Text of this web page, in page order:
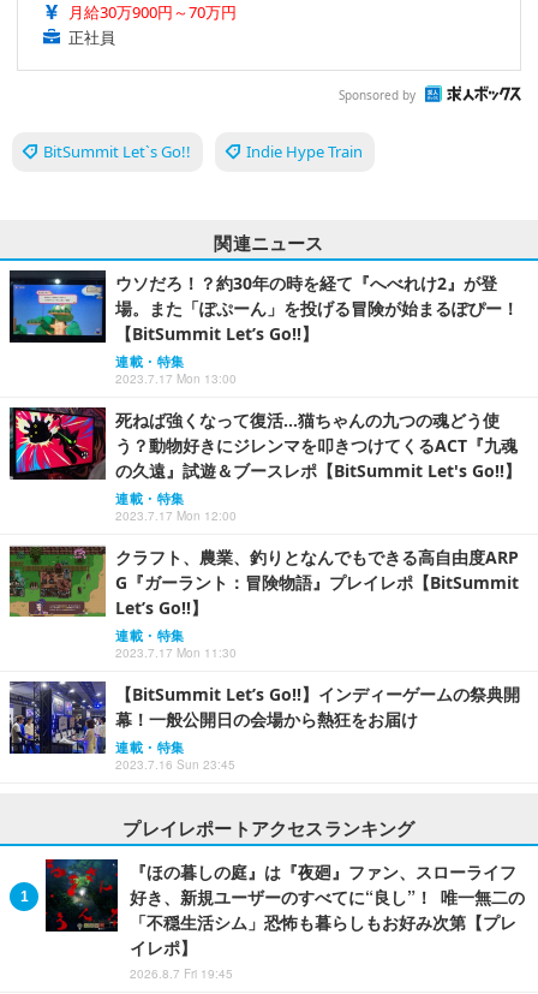
月給30万900円～70万円
正社員
Sponsored by
BitSummit Let`s Go!! Indie Hype Train
関連ニュース
ウソだろ！？約30年の時を経て『へべれけ2』が登
場。また「ぽぷーん」を投げる冒険が始まるぽぴー！
【BitSummit Let’s Go!!】
連載・特集
2023.7.17 Mon 13:00
死ねば強くなって復活…猫ちゃんの九つの魂どう使
う？動物好きにジレンマを叩きつけてくるACT『九魂
の久遠』試遊＆ブースレポ【BitSummit Let's Go!!】
連載・特集
2023.7.17 Mon 12:00
クラフト、農業、釣りとなんでもできる高自由度ARP
G『ガーラント：冒険物語』プレイレポ【BitSummit
Let’s Go!!】
連載・特集
2023.7.17 Mon 11:30
【BitSummit Let’s Go!!】インディーゲームの祭典開
幕！一般公開日の会場から熱狂をお届け
連載・特集
2023.7.16 Sun 23:45
プレイレポートアクセスランキング
『ほの暮しの庭』は『夜廻』ファン、スローライフ
好き、新規ユーザーのすべてに“良し”！ 唯一無二の
「不穏生活シム」恐怖も暮らしもお好み次第【プレ
イレポ】
2026.8.7 Fri 19:45